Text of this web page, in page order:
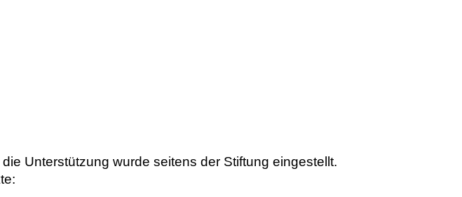
Unterstützung wurde seitens der Stiftung eingestellt.